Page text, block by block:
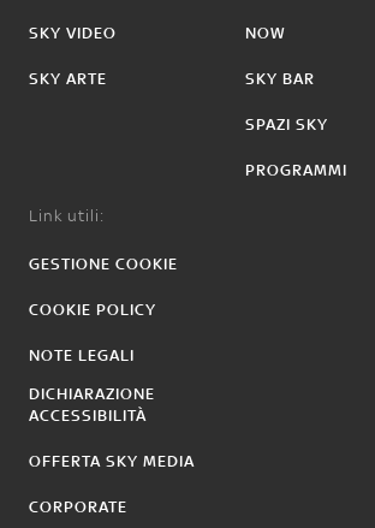
SKY VIDEO
SKY ARTE
NOW
SKY BAR
SPAZI SKY
PROGRAMMI
Link utili:
GESTIONE COOKIE
COOKIE POLICY
NOTE LEGALI
DICHIARAZIONE
ACCESSIBILITÀ
OFFERTA SKY MEDIA
CORPORATE